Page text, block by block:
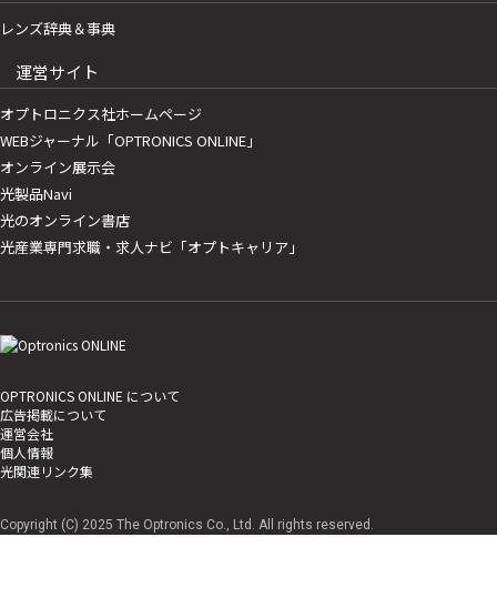
レンズ辞典＆事典
運営サイト
オプトロニクス社ホームページ
WEBジャーナル「OPTRONICS ONLINE」
オンライン展示会
光製品Navi
光のオンライン書店
光産業専門求職・求人ナビ「オプトキャリア」
OPTRONICS ONLINE について
広告掲載について
運営会社
個人情報
光関連リンク集
Copyright (C) 2025 The Optronics Co., Ltd. All rights reserved.